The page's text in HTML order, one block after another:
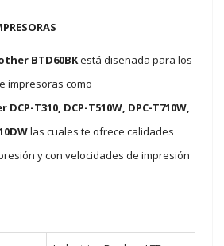
BTD60BKestá diseñada para los
impresoras como
T310, DCP-T510W, DPC-T710W,
las cuales te ofrece calidades
y con velocidades de impresión